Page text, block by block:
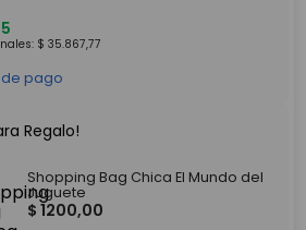
$ 35.867,77
pago
Regalo!
Shopping Bag Chica El Mundo del
Juguete
$ 1200,00